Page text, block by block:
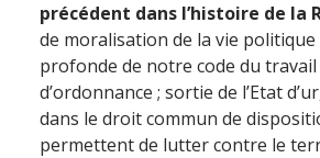
précédent dans l’histoire de la
de moralisation de la vie
profonde de notre code du
d’ordonnance ; sortie de l’Etat
dans le droit commun de
permettent de lutter contre le